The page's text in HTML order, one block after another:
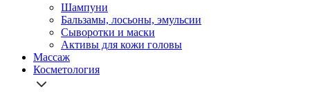
Шампуни
Бальзамы, лосьоны, эмульсии
Сыворотки и маски
Активы для кожи головы
Массаж
Косметология